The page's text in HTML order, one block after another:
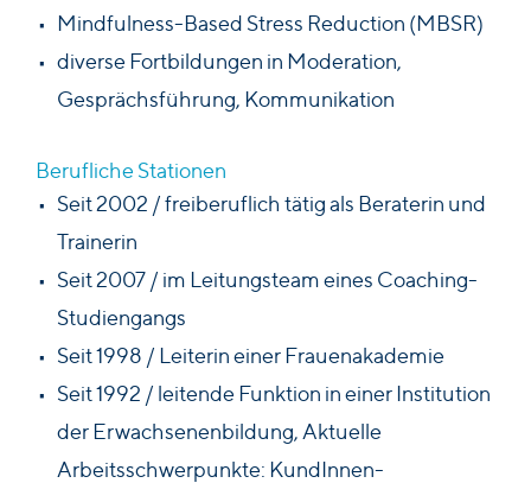
Mindfulness-Based Stress Reduction (MBSR)
diverse Fortbildungen in Moderation,
Gesprächsführung, Kommunikation
Berufliche Stationen
Seit 2002 / freiberuflich tätig als Beraterin und
Trainerin
Seit 2007 / im Leitungsteam eines Coaching-
Studiengangs
Seit 1998 / Leiterin einer Frauenakademie
Seit 1992 / leitende Funktion in einer Institution
der Erwachsenenbildung, Aktuelle
Arbeitsschwerpunkte: KundInnen-